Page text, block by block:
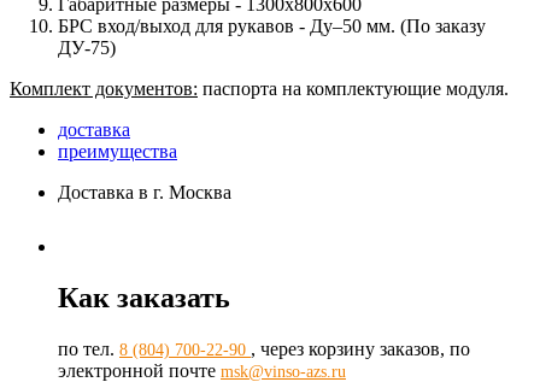
БРС вход/выход для рукавов - Ду–50 мм. (По заказу
ДУ-75)
Комплект документов: паспорта на комплектующие модуля.
доставка
преимущества
Доставка в г. Москва
Как заказать
по тел. 8 (804) 700-22-90 , через корзину заказов, по
электронной почте msk@vinso-azs.ru